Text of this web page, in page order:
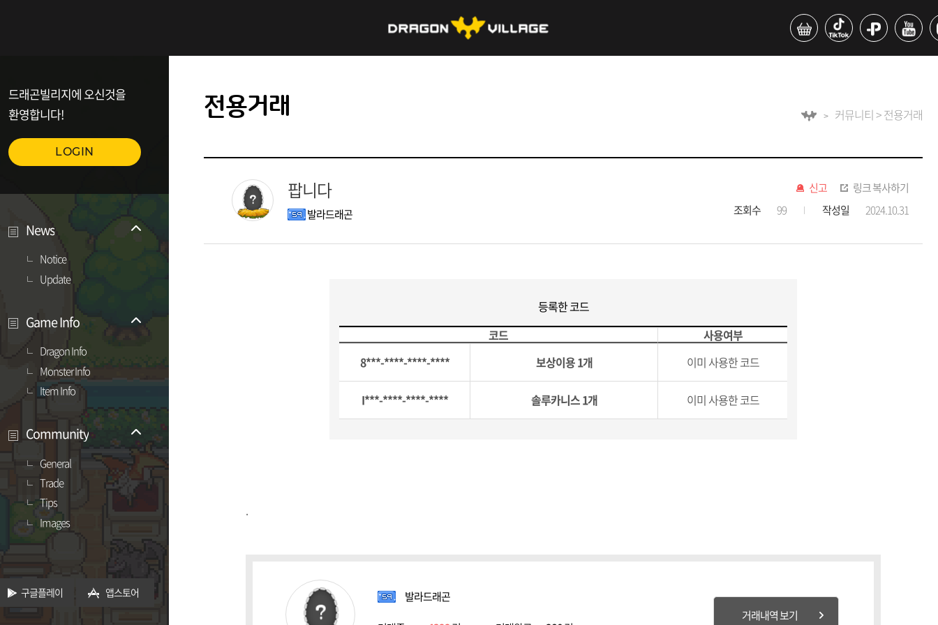
드래곤빌리지에 오신것을
환영합니다!
LOGIN
News
Notice
Update
Game Info
Dragon Info
Monster Info
Item Info
Community
General
Trade
Tips
Images
구글플레이 앱스토어
전용거래 커뮤니티 > 전용거래
팝니다
발라드래곤
신고
링크 복사하기
조회수
99 작성일 2024.10.31
등록한 코드
코드
사용여부
8***-****-****-****
보상이용 1개 이미 사용한 코드
I***-****-****-**** 솔루카니스 1개 이미 사용한 코드
.
발라드래곤
거래내역 보기